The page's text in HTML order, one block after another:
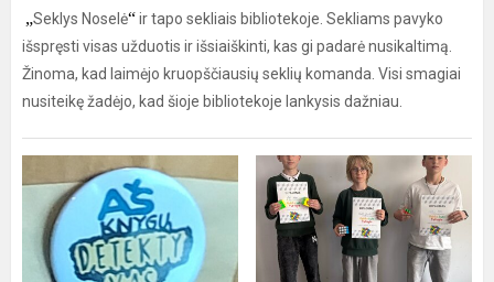
„Seklys Noselė“ir tapo sekliais bibliotekoje. Sekliams pavyko
išspręsti visas užduotis ir išsiaiškinti, kas gi padarė nusikaltimą.
Žinoma, kad laimėjo kruopščiausių seklių komanda. Visi smagiai
nusiteikę žadėjo, kad šioje bibliotekoje lankysis dažniau.